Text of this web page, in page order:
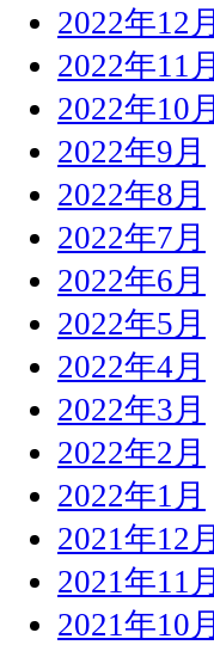
2022年12月
2022年11月
2022年10月
2022年9月
2022年8月
2022年7月
2022年6月
2022年5月
2022年4月
2022年3月
2022年2月
2022年1月
2021年12月
2021年11月
2021年10月